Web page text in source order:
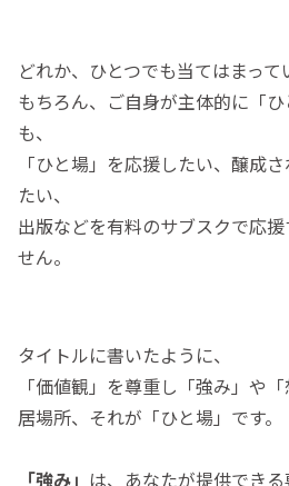
どれか、ひとつでも当てはまって
もちろん、ご自身が主体的に「
も、
「ひと場」を応援したい、醸成
たい、
出版などを有料のサブスクで応
せん。
タイトルに書いたように、
「価値観」を尊重し「強み」や
居場所、それが「ひと場」です。
「強み」 は、あなたが提供でき